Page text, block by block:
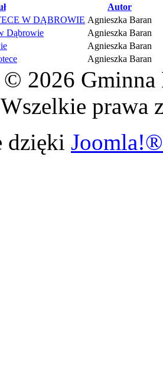
Autor
W DĄBROWIE Agnieszka Baran
Dąbrowie
Agnieszka Baran
Agnieszka Baran
Agnieszka Baran
2026
prawa
dzięki Joomla!®